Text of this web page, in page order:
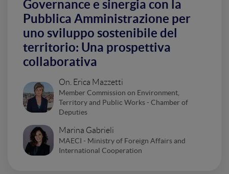
Governance e sinergia con la
Pubblica Amministrazione per
uno sviluppo sostenibile del
territorio: Una prospettiva
collaborativa
On. Erica Mazzetti
Member Commission on Environment,
Territory and Public Works - Chamber of
Deputies
Marina Gabrieli
MAECI - Ministry of Foreign Affairs and
International Cooperation